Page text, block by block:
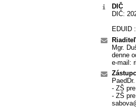
DIČ
DIČ:
EDUID
Mgr.
denne
e-mail:
- ZŠ
- ZŠ